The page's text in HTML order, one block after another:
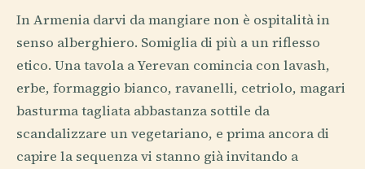
In Armenia darvi da mangiare non è ospitalità in
senso alberghiero. Somiglia di più a un riflesso
etico. Una tavola a Yerevan comincia con lavash,
erbe, formaggio bianco, ravanelli, cetriolo, magari
basturma tagliata abbastanza sottile da
scandalizzare un vegetariano, e prima ancora di
capire la sequenza vi stanno già invitando a